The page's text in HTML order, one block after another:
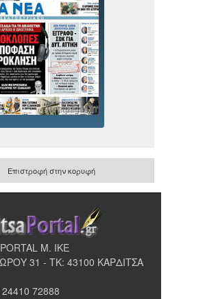
Επιστροφή στην κορυφή
Μ. ΙΚΕ
31 - ΤΚ: 43100 ΚΑΡΔΙΤΣΑ
72888